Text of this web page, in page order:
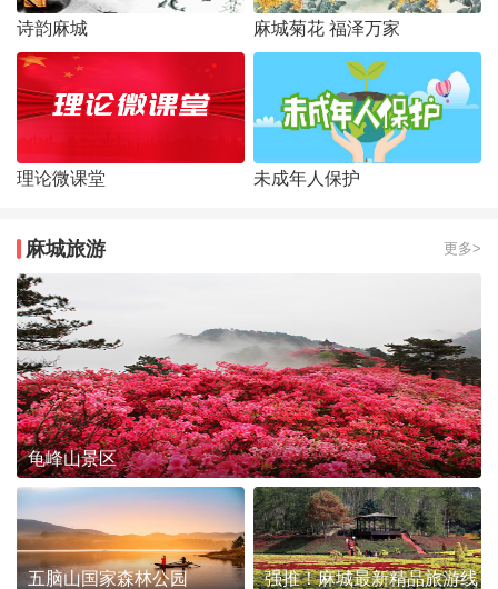
诗韵麻城 麻城菊花 福泽万家
理论微课堂 未成年人保护
麻城旅游 更多>
龟峰山景区
五脑山国家森林公园 强推！麻城最新精品旅游线